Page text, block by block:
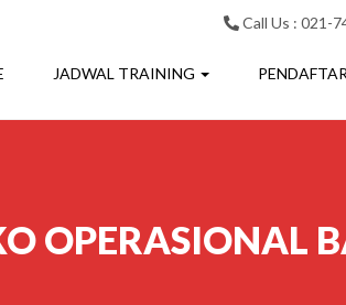
Call Us : 021-
JADWAL TRAINING
OPERASIONAL